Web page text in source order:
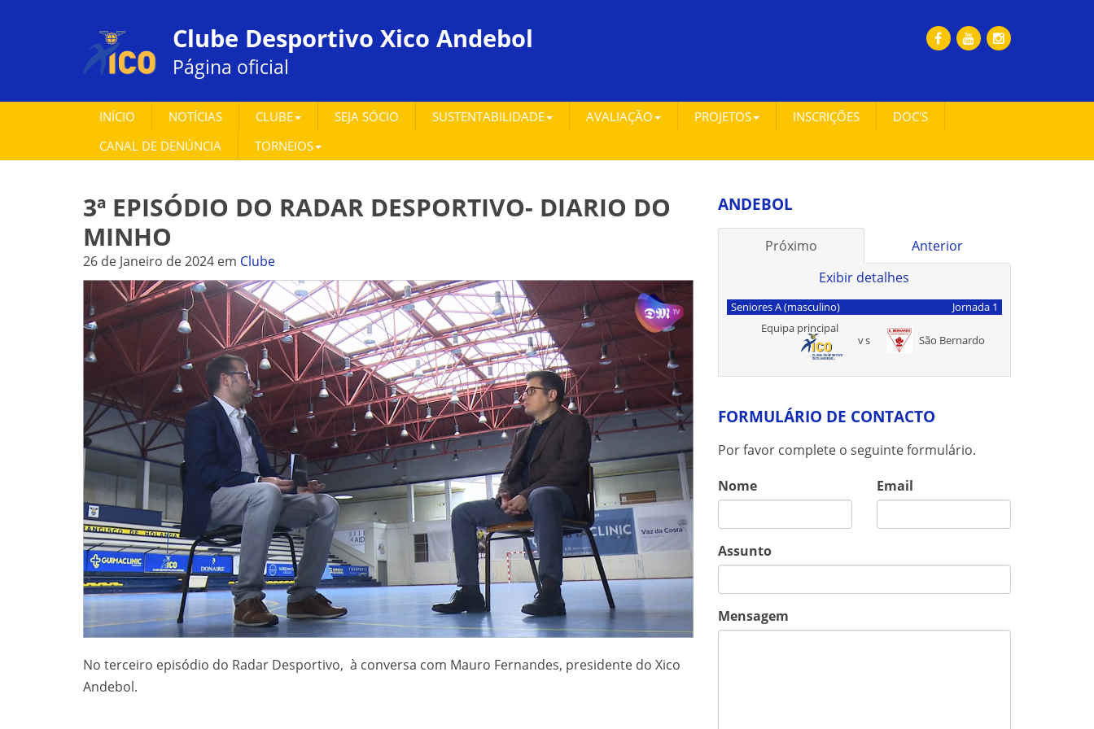
Clube Desportivo Xico Andebol
Página oficial
INÍCIO NOTÍCIAS CLUBE SEJA SÓCIO SUSTENTABILIDADE AVALIAÇÃO PROJETOS INSCRIÇÕES
DOC'S
CANAL DE DENÚNCIA
TORNEIOS
3ª EPISÓDIO DO RADAR DESPORTIVO- DIARIO DO
MINHO
26 de Janeiro de 2024 em Clube
No terceiro episódio do Radar Desportivo, à conversa com Mauro Fernandes, presidente do Xico
Andebol.
ANDEBOL
Próximo
Anterior
Exibir detalhes
Seniores A (masculino)
Jornada 1
Equipa principal
vs
São Bernardo
FORMULÁRIO DE CONTACTO
Por favor complete o seguinte formulário.
Nome
Email
Assunto
Mensagem